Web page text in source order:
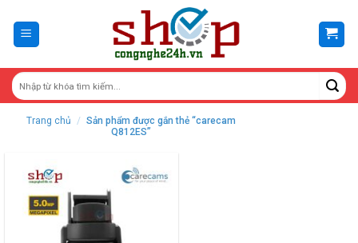
content
Trang chủ / Sản phẩm được gắn thẻ “carecam
Q812ES”